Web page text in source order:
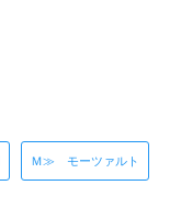
Ｍ≫ モーツァルト